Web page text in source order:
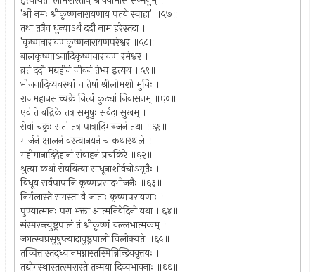
'ओं नमः श्रीकृष्णनारायणाय पतये स्वाहा' ॥५७॥
तथा तत्रैव धुन्याऽर्थं ददौ नाम हरेस्तदा ।
'कृष्णनारायणकृष्णनारायणपरेश्वर ॥५८॥
बालकृष्णाऽनादिकृष्णनारायण रमेश्वर ।
व्रतं ददौ मद्यहीनं जीवनं तेभ्य इत्यथ ॥५९॥
भोजनादिव्यवस्थां च तेषां श्रीलोमशो मुनिः ।
राजमहानसाच्चक्रे नित्यं कुट्यां निवासनम् ॥६०॥
एवं ते बद्रिके तत्र समूषुः सर्वदा सुखम् ।
सेवां चक्रुः सतां तत्र पात्रादिमञ्जनं तथा ॥६१॥
मार्जनं क्षालनं वस्त्वानयनं च कथास्थले ।
महीमानादिदेहानां संवाहनं प्रचक्रिरे ॥६२॥
श्रुत्वा कथां सेवयित्वा साधूनाशीर्वचोऽमृतैः ।
विधूय सर्वपापानि कृष्णप्रसादभोजनैः ॥६३॥
निर्मलास्ते समस्ता वै जाताः कृष्णपरायणाः ।
पुण्यात्मानः परा भक्ता आत्मनिवेदिनो यथा ॥६४॥
संस्मरन्त्युष्ट्रपालं तं श्रीकृष्णं वल्लभात्मकम् ।
जगत्स्वप्नसुषुप्त्यादावुष्ट्रपालो विलोक्यते ॥६५॥
तच्चित्तास्तद्ध्यानमग्नास्तस्मिन्निन्द्रियवृत्तयः ।
तद्योगस्थास्तत्स्मरास्ते तन्मया दिव्यभावनाः ॥६६॥